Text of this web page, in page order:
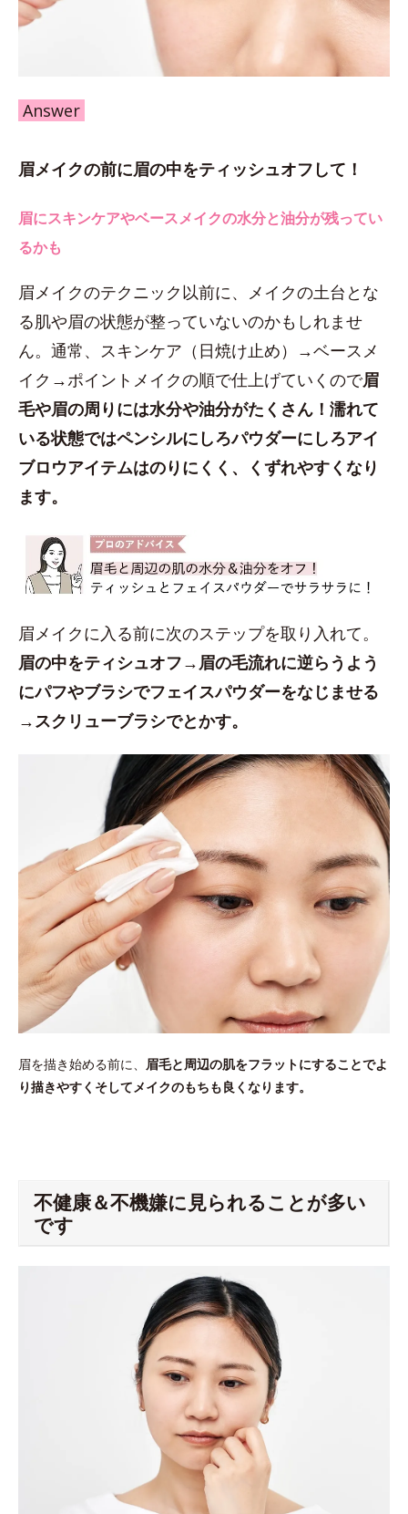
Answer
眉メイクの前に眉の中をティッシュオフして！
眉にスキンケアやベースメイクの水分と油分が残ってい
るかも
眉メイクのテクニック以前に、メイクの土台とな
る肌や眉の状態が整っていないのかもしれませ
ん。通常、スキンケア（日焼け止め）→ベースメ
イク→ポイントメイクの順で仕上げていくので眉
毛や眉の周りには水分や油分がたくさん！濡れて
いる状態ではペンシルにしろパウダーにしろアイ
ブロウアイテムはのりにくく、くずれやすくなり
ます。
眉メイクに入る前に次のステップを取り入れて。
眉の中をティシュオフ→眉の毛流れに逆らうよう
にパフやブラシでフェイスパウダーをなじませる
→スクリューブラシでとかす。
眉を描き始める前に、 眉毛と周辺の肌をフラットにすることでよ
り描きやすくそしてメイクのもちも良くなります。
不健康＆不機嫌に見られることが多い
です